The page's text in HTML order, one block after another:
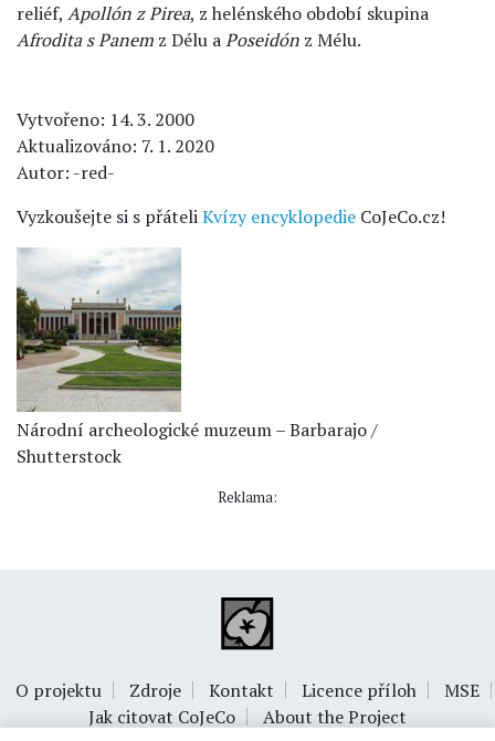
reliéf, Apollón z Pirea, z helénského období skupina
Afrodita s Panem z Délu aPoseidón z Mélu.
Vytvořeno: 14. 3. 2000
Aktualizováno: 7. 1. 2020
Autor: -red-
Vyzkoušejte si s přáteliKvízy encyklopedie CoJeCo.cz!
Národní archeologické muzeum – Barbarajo /
Shutterstock
Reklama:
O projektu Zdroje Kontakt Licence příloh
MSE
Jak citovat CoJeCo
About the Project